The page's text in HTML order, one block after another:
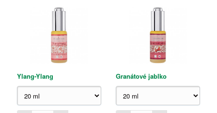
Ylang-Ylang Granátové jablko